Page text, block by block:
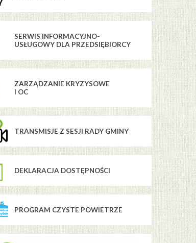
SERWIS INFORMACYJNO-
USŁUGOWY DLA PRZEDSIĘBIORCY
ZARZĄDZANIE KRYZYSOWE
I OC
TRANSMISJE Z SESJI RADY GMINY
DEKLARACJA DOSTĘPNOŚCI
PROGRAM CZYSTE POWIETRZE